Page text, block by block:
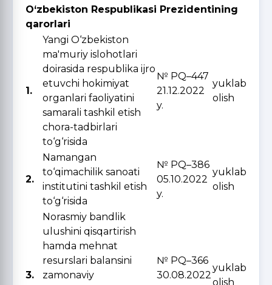
O‘zbekiston Respublikasi Prezidentining
qarorlari
1.
Yangi O‘zbekiston
ma'muriy islohotlari
doirasida respublika ijro
etuvchi hokimiyat
organlari faoliyatini
samarali tashkil etish
chora-tadbirlari
to‘g‘risida
№ PQ–447
21.12.2022
y.
yuklab
olish
2.
Namangan
to‘qimachilik sanoati
institutini tashkil etish
to‘g‘risida
№ PQ–386
05.10.2022
y.
yuklab
olish
3.
Norasmiy bandlik
ulushini qisqartirish
hamda mehnat
resurslari balansini
zamonaviy
№ PQ–366
30.08.2022
yuklab
olish